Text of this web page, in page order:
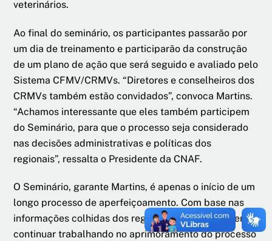
veterinários.
Ao final do seminário, os participantes passarão por
um dia de treinamento e participarão da construção
de um plano de ação que será seguido e avaliado pelo
Sistema CFMV/CRMVs. “Diretores e conselheiros dos
CRMVs também estão convidados”, convoca Martins.
“Achamos interessante que eles também participem
do Seminário, para que o processo seja considerado
nas decisões administrativas e políticas dos
regionais”, ressalta o Presidente da CNAF.
O Seminário, garante Martins, é apenas o início de um
longo processo de aperfeiçoamento. Com base nas
informações colhidas dos regionais, o CFMV pretende
continuar trabalhando no aprimoramento do processo